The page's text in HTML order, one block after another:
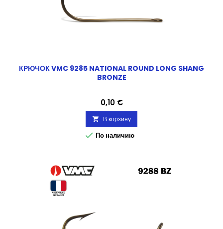
КРЮЧОК VMC 9285 NATIONAL ROUND LONG SHANG
BRONZE
Цена
0,10 €
 В корзину
 По наличию